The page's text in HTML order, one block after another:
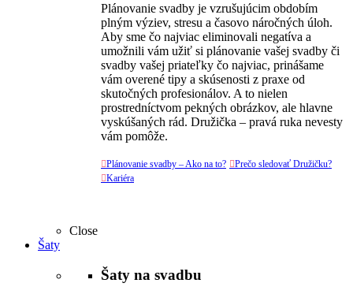
Plánovanie svadby je vzrušujúcim obdobím
plným výziev, stresu a časovo náročných úloh.
Aby sme čo najviac eliminovali negatíva a
umožnili vám užiť si plánovanie vašej svadby či
svadby vašej priateľky čo najviac, prinášame
vám overené tipy a skúsenosti z praxe od
skutočných profesionálov. A to nielen
prostredníctvom pekných obrázkov, ale hlavne
vyskúšaných rád. Družička – pravá ruka nevesty
vám pomôže.
Plánovanie svadby – Ako na to? Prečo sledovať Družičku?
Kariéra
Close
Šaty
Šaty na svadbu